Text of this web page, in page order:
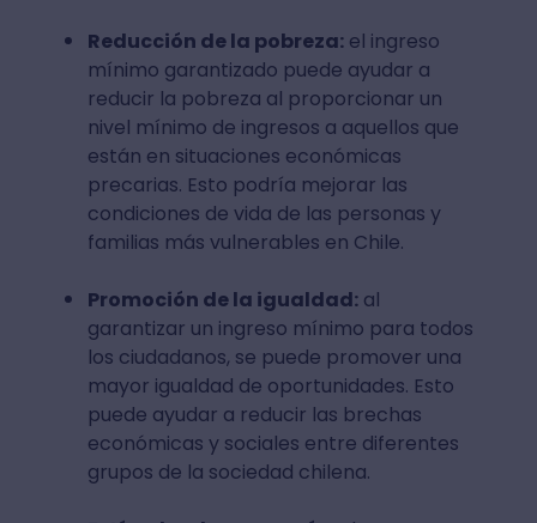
Reducción de la pobreza:el ingreso
mínimo garantizado puede ayudar a
reducir la pobreza al proporcionar un
nivel mínimo de ingresos a aquellos que
están en situaciones económicas
precarias. Esto podría mejorar las
condiciones de vida de las personas y
familias más vulnerables en Chile.
Promoción de la igualdad:al
garantizar un ingreso mínimo para todos
los ciudadanos, se puede promover una
mayor igualdad de oportunidades. Esto
puede ayudar a reducir las brechas
económicas y sociales entre diferentes
grupos de la sociedad chilena.